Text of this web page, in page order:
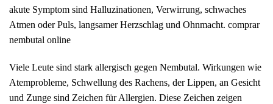
akute Symptom sind Halluzinationen, Verwirrung, schwaches
Atmen oder Puls, langsamer Herzschlag und Ohnmacht. comprar
nembutal online
Viele Leute sind stark allergisch gegen Nembutal. Wirkungen wie
Atemprobleme, Schwellung des Rachens, der Lippen, an Gesicht
und Zunge sind Zeichen für Allergien. Diese Zeichen zeigen